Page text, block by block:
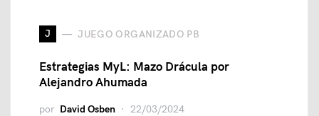
J JUEGO ORGANIZADO PB
Estrategias MyL: Mazo Drácula por
Alejandro Ahumada
por David Osben 22/03/2024